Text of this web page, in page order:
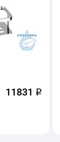
11831 q